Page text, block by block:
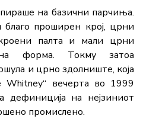
на базични парчиња.
проширен крој, црни
палта и мали црни
форма. Токму затоа
и црно здолниште, која
вечерта во 1999
дефиниција на нејзиниот
промислено.